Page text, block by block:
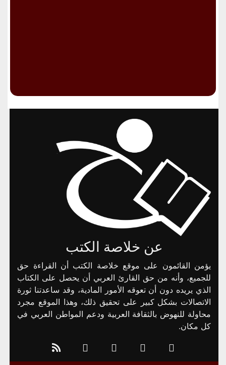
عن خلاصة الكتب
يؤمن القائمون على موقع خلاصة الكتب أن القراءة حق
للجميع، وأنه من حق القارئ العربي أن يحصل على الكتاب
الذي يريده دون أن تعوقه الأمور المادية، وقد ساعدتنا ثورة
الاتصالات بشكل كبير على تحقيق ذلك، وهذا الموقع مجرد
محاولة للنهوض بالثقافة العربية ودعم المواطن العربي في
كل مكان.